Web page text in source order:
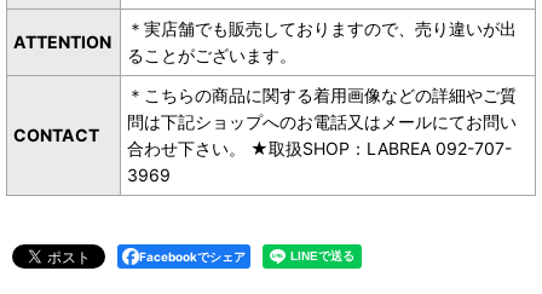
ATTENTION
＊実店舗でも販売しておりますので、売り違いが出
ることがございます。
CONTACT
＊こちらの商品に関する着用画像などの詳細やご質
問は下記ショップへのお電話又はメールにてお問い
合わせ下さい。 ★取扱SHOP：LABREA 092-707-
3969
Facebookでシェア